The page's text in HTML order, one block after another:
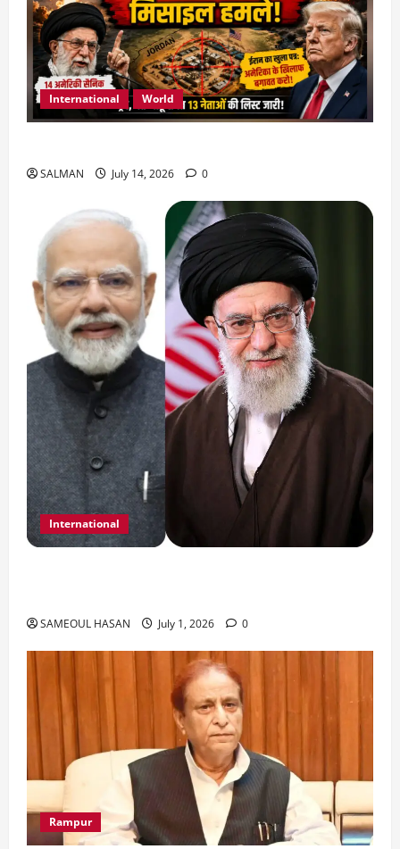
International World
SALMAN July 14, 2026 0
International
SAMEOUL HASAN July 1, 2026 0
Rampur